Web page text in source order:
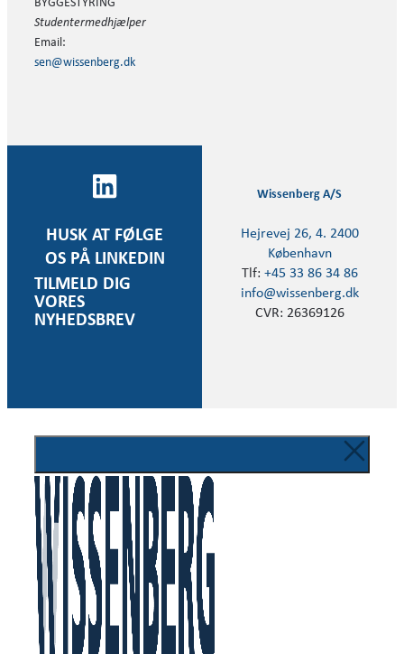
BYGGESTYRING
Studentermedhjælper
Email:
sen@wissenberg.dk
HUSK AT FØLGE
OS PÅ LINKEDIN
TILMELD DIG
VORES
NYHEDSBREV
Wissenberg A/S
Hejrevej 26, 4. 2400
København
Tlf: +45 33 86 34 86
info@wissenberg.dk
CVR: 26369126